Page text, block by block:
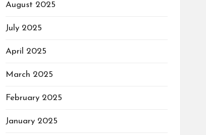
August 2025
July 2025
April 2025
March 2025
February 2025
January 2025